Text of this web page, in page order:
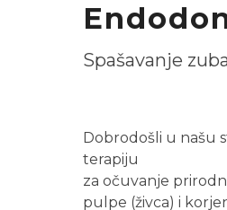
Spašavanje
Dobrodošli u našu
terapiju
za očuvanje
pulpe (živca) i